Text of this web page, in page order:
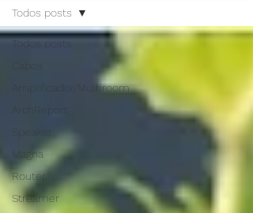
Todos posts
Amplificador/Multiroom
Magna
Router
Streamer
Todos posts